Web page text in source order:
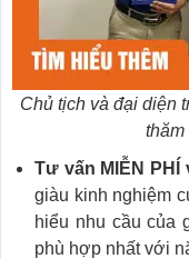
Chủ tịch và đại diện
Tư vấn MIỄN PHÍ
giàu kinh nghiệm
hiểu nhu cầu của
phù hợp nhất với